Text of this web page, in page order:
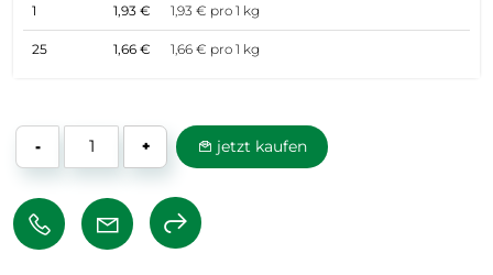
1 1,93 € 1,93 € pro 1 kg
25 1,66 € 1,66 € pro 1 kg
- + jetzt kaufen